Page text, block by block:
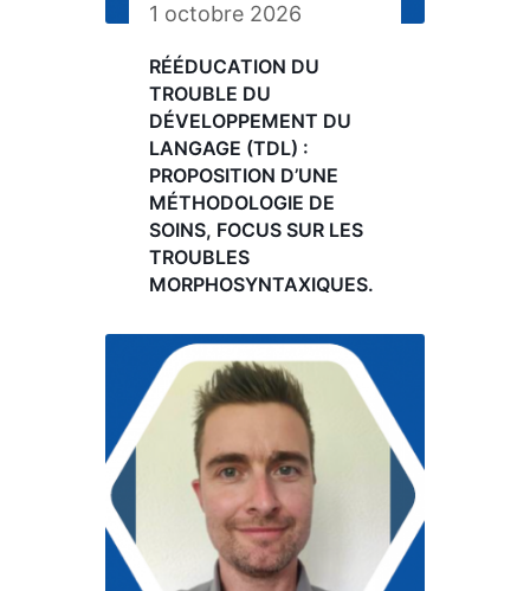
1 octobre 2026
RÉÉDUCATION DU
TROUBLE DU
DÉVELOPPEMENT DU
LANGAGE (TDL) :
PROPOSITION D’UNE
MÉTHODOLOGIE DE
SOINS, FOCUS SUR LES
TROUBLES
MORPHOSYNTAXIQUES.